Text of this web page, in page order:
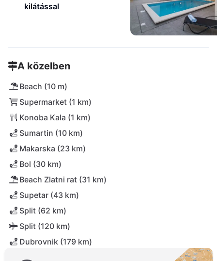
kilátással
A közelben
Beach (10 m)
Supermarket (1 km)
Konoba Kala (1 km)
Sumartin (10 km)
Makarska (23 km)
Bol (30 km)
Beach Zlatni rat (31 km)
Supetar (43 km)
Split (62 km)
Split (120 km)
Dubrovnik (179 km)